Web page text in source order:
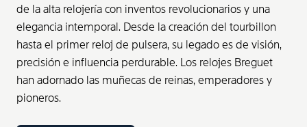
de la alta relojería con inventos revolucionarios y una
elegancia intemporal. Desde la creación del tourbillon
hasta el primer reloj de pulsera, su legado es de visión,
precisión e influencia perdurable. Los relojes Breguet
han adornado las muñecas de reinas, emperadores y
pioneros.